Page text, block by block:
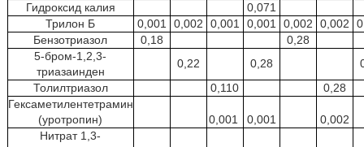
Гидроксид калия
0,071
Трилон Б
0,001 0,002 0,001 0,001 0,002 0,002
Бензотриазол
0,18
0,28
5-бром-1,2,3-
триазаинден
0,22 0,28
Толилтриазол
0,110
0,28
Гексаметилентетрамин
(уротропин)
0,001 0,001
0,002
Нитрат 1,3-